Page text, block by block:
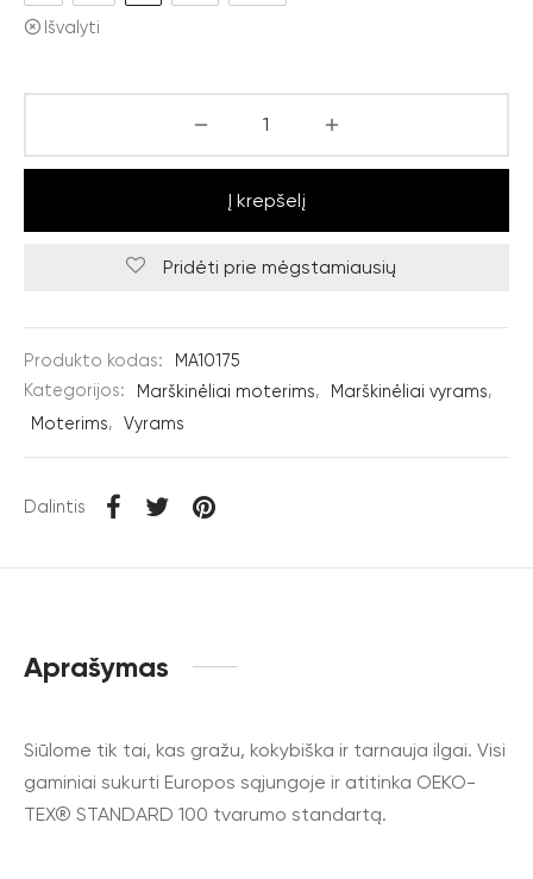
Išvalyti
Į krepšelį
Pridėti prie mėgstamiausių
Produkto kodas:
MA10175
Kategorijos:
Marškinėliai moterims, Marškinėliai vyrams,
Moterims, Vyrams
Dalintis
Aprašymas
Siūlome tik tai, kas gražu, kokybiška ir tarnauja ilgai. Visi
gaminiai sukurti Europos sąjungoje ir atitinka OEKO-
TEX® STANDARD 100 tvarumo standartą.